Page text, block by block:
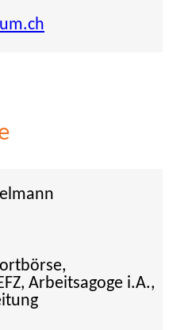
Arbeitsagoge i.A.,